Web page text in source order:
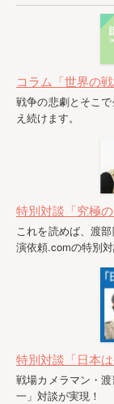
コラム「世界の
戦争の悲劇とそこで生活する人達の生きた声を体験。世界の人々に伝
え続けます。
特別対談「究極
これを読めば、渡部陽一さんと武田美保さんの講演がよく分かる！講
演依頼.comの特別対
特別対談「日本
戦場カメラマン・渡部陽一さんと弊社ぺルソン社長・渡邊陽一の「陽
一」対談が実現！